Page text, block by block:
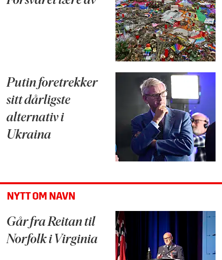
Putin foretrekker
sitt dårligste
alternativ i
Ukraina
NYTT OM NAVN
Går fra Reitan til
Norfolk i Virginia